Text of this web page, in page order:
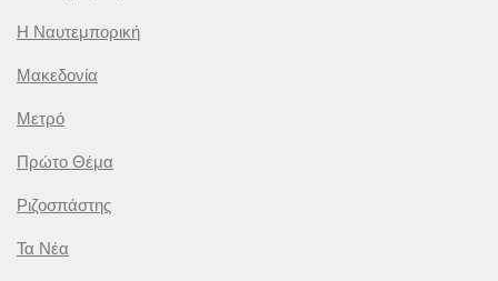
Η Ναυτεμπορική
Μακεδονία
Μετρό
Πρώτο Θέμα
Ριζοσπάστης
Τα Νέα